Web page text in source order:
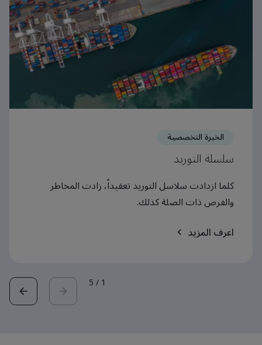
الخبرة التخصصية
سلسلة التوريد
كلما ازدادت سلاسل التوريد تعقيداً، زادت المخاطر
والفرص ذات الصلة كذلك.
اعرف المزيد
1
/
5